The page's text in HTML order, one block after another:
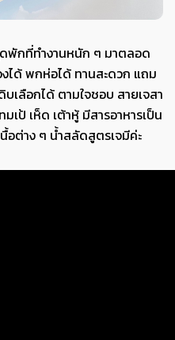
พักที่ทำงานหนัก ๆ มาตลอด
งได้ พกห่อได้ ทานสะดวก แถม
เลือกได้ ตามใจชอบ สายเจสา
มเป้ เห็ด เต้าหู้ มีสารอาหารเป็น
อต่าง ๆ น้ำสลัดสูตรเจมีค่ะ